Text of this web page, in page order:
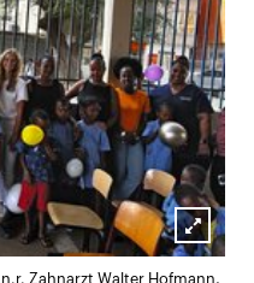
Zahnarzt Walter Hofmann,